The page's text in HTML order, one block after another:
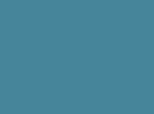
2019. Les nouvelles
et interprétées
performances à la
, altiste